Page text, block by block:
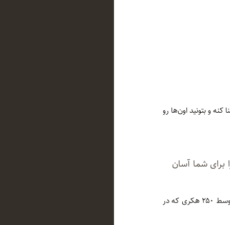
و بتونید اون‌ها رو
برای شما آسان
در حال حاضر بعد از ۷ ماه از زمان تاسیس سایت در حدود ۴۲۰۰ پروژه در این سایت تعریف شده که توسط ۲۵۰ هکری که در